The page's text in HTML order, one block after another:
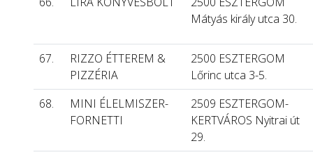
Mátyás király utca 30.
67.
RIZZO ÉTTEREM &
PIZZÉRIA
2500 ESZTERGOM
Lőrinc utca 3-5.
68.
MINI ÉLELMISZER-
FORNETTI
2509 ESZTERGOM-
KERTVÁROS Nyitrai út
29.